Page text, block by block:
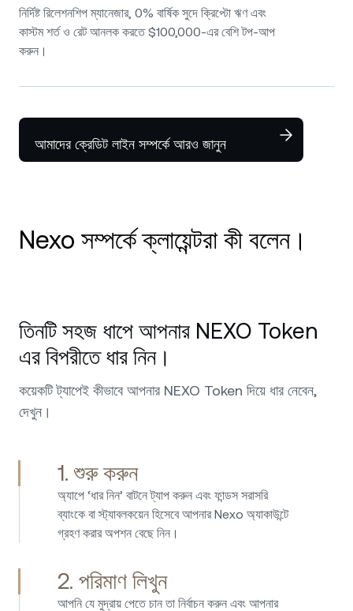
নির্দিষ্ট রিলেশনশিপ ম্যানেজার, 0% বার্ষিক সুদে ক্রিপ্টো ঋণ এবং
কাস্টম শর্ত ও রেট আনলক করতে $100,000-এর বেশি টপ-আপ
করুন।
আমাদের ক্রেডিট লাইন সম্পর্কে আরও জানুন
Nexo সম্পর্কে ক্লায়েন্টরা কী বলেন।
সমস্যা ও অনুরোধে সবসময় দুর্দান্ত সাপোর্ট পেয়েছি। আমি আরও
সুপারিশই করতে পারি, বিশেষ করে এর শীর্ষ পর্যায়ের সামরিক মানের
সিকিউরিটি এবং Nexo-র কাস্টডিয়ানরা, যারা তাদের কাছে আমার
বিনিয়োগ রাখতে আমাকে আরও নিরাপদ বোধ করায়। এই দারুণ কাজ
চালিয়ে যান!
আমি 2017 সাল থেকে Nexo-তে বিনিয়োগ করছি এবং তখন থেকে
কোনো সমস্যা ছাড়াই প্ল্যাটফর্মটি ব্যবহার করছি। এখানে ধার নেওয়া
সোজা, দ্রুত এবং সহজ; আর সেভিংসে সুদের হার সবসময়ই
সহজ ও নিরাপদ উপায় প্রদান করে। আমি Nexo-কে জোরালোভাবে
সুপারিশ করি – প্ল্যাটফর্মটি ব্যবহারকারী-বান্ধব, নির্ভরযোগ্য এবং
তিনটি সহজ ধাপে আপনার NEXO Token
এর বিপরীতে ধার নিন।
কয়েকটি ট্যাপেই কীভাবে আপনার NEXO Token দিয়ে ধার নেবেন,
দেখুন।
1. শুরু করুন
অ্যাপে ‘ধার নিন’ বাটনে ট্যাপ করুন এবং ফান্ডস সরাসরি
ব্যাংকে বা স্ট্যাবলকয়েন হিসেবে আপনার Nexo অ্যাকাউন্টে
গ্রহণ করার অপশন বেছে নিন।
2. পরিমাণ লিখুন
আপনি যে মুদ্রায় পেতে চান তা নির্বাচন করুন এবং আপনার